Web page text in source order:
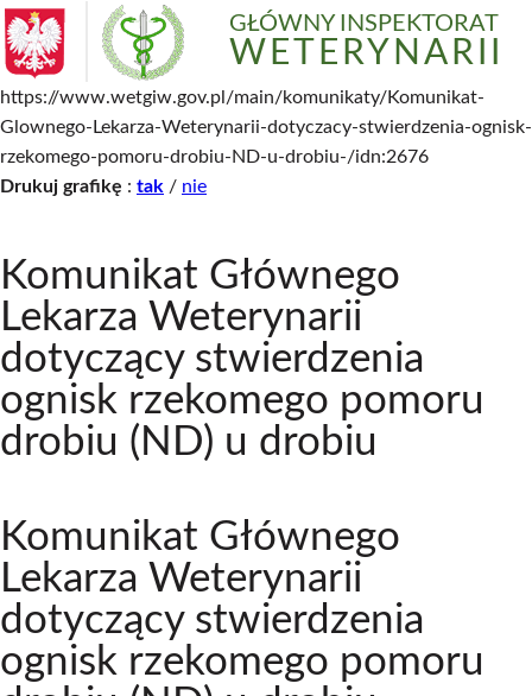
GŁÓWNY INSPEKTORAT
WETERYNARII
https://www.wetgiw.gov.pl/main/komunikaty/Komunikat-
Glownego-Lekarza-Weterynarii-dotyczacy-stwierdzenia-ognisk-
rzekomego-pomoru-drobiu-ND-u-drobiu-/idn:2676
Drukuj grafikę : tak / nie
Komunikat Głównego
Lekarza Weterynarii
dotyczący stwierdzenia
ognisk rzekomego pomoru
drobiu (ND) u drobiu
Komunikat Głównego
Lekarza Weterynarii
dotyczący stwierdzenia
ognisk rzekomego pomoru